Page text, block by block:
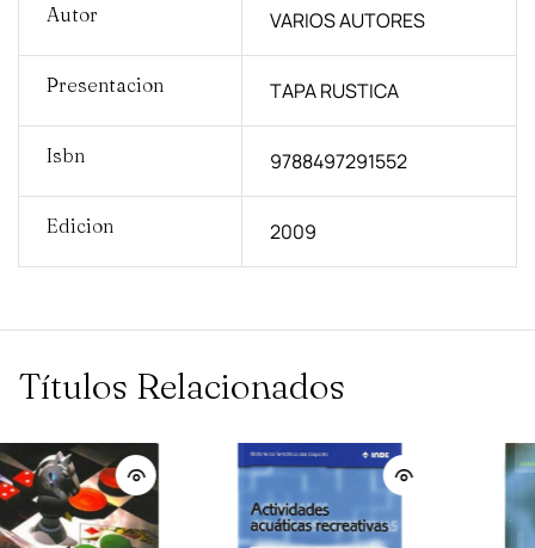
Autor VARIOS AUTORES
Presentacion TAPA RUSTICA
Isbn 9788497291552
Edicion 2009
Títulos Relacionados